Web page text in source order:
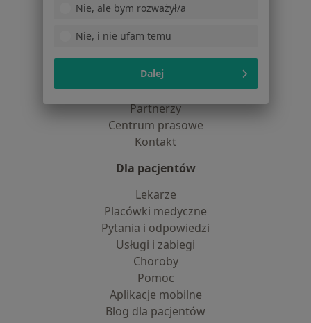
dane pozyskaliśmy samodzielnie
Jak działają wyniki wyszukiwania
Dostępność
O nas
Praca Rekrutujemy!
Partnerzy
Centrum prasowe
Kontakt
Dla pacjentów
Lekarze
Placówki medyczne
Pytania i odpowiedzi
Usługi i zabiegi
Choroby
Pomoc
Aplikacje mobilne
Blog dla pacjentów
Nie, ale bym rozważył/a
Nie, i nie ufam temu
Dalej